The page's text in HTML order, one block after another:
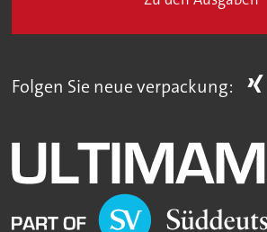
Folgen Sie neue verpackung: